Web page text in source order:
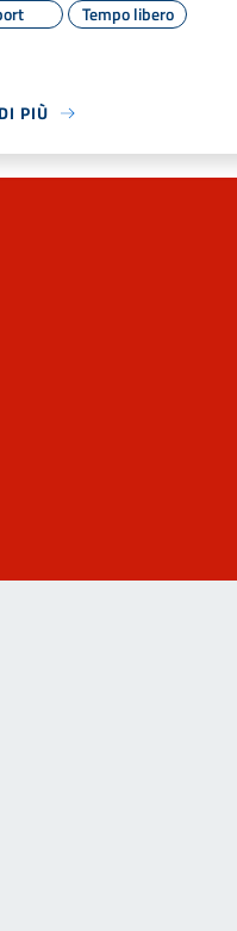
Tempo libero
PIÙ